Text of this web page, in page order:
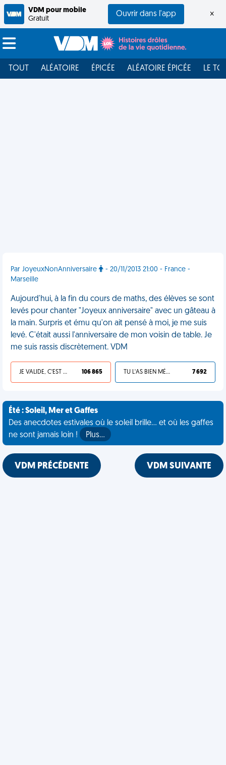
VDM pour mobile
Gratuit
Ouvrir dans l'app ×
TOUT ALÉATOIRE ÉPICÉE ALÉATOIRE ÉPICÉE LE
Par JoyeuxNonAnniversaire
- 20/11/2013 21:00 - France -
Marseille
Aujourd'hui, à la fin du cours de maths, des élèves se sont
levés pour chanter "Joyeux anniversaire" avec un gâteau à
la main. Surpris et ému qu'on ait pensé à moi, je me suis
levé. C'était aussi l'anniversaire de mon voisin de table. Je
me suis rassis discrètement. VDM
JE VALIDE, C'EST UNE VDM 106 865 TU L'AS BIEN MÉRITÉ 7 692
Été : Soleil, Mer et Gaffes
Des anecdotes estivales où le soleil brille... et où les gaffes
ne sont jamais loin !
Plus…
VDM PRÉCÉDENTE VDM SUIVANTE